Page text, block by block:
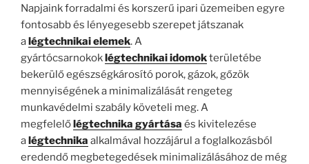
Napjaink forradalmi és korszerű ipari üzemeiben egyre
fontosabb és lényegesebb szerepet játszanak
alégtechnikai elemek. A
gyártócsarnokoklégtechnikai idomokterületébe
bekerülő egészségkárosító porok, gázok, gőzök
mennyiségének a minimalizálását rengeteg
munkavédelmi szabály követeli meg. A
megfelelőlégtechnika gyártása és kivitelezése
alégtechnika alkalmával hozzájárul a foglalkozásból
eredendő megbetegedések minimalizálásához de még